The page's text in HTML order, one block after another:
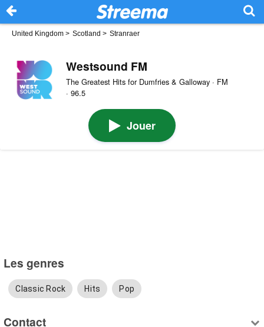
United Kingdom > Scotland > Stranraer
Westsound FM
The Greatest Hits for Dumfries & Galloway · FM
· 96.5
Jouer
Les genres
Classic Rock Hits Pop
Contact